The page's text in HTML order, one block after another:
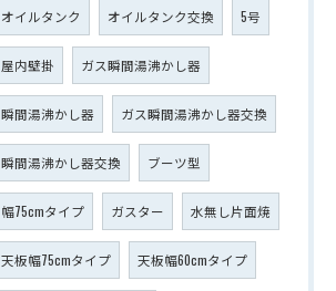
オイルタンク オイルタンク交換 5号
屋内壁掛 ガス瞬間湯沸かし器
瞬間湯沸かし器 ガス瞬間湯沸かし器交換
瞬間湯沸かし器交換 ブーツ型
幅75cmタイプ ガスター 水無し片面焼
天板幅75cmタイプ 天板幅60cmタイプ